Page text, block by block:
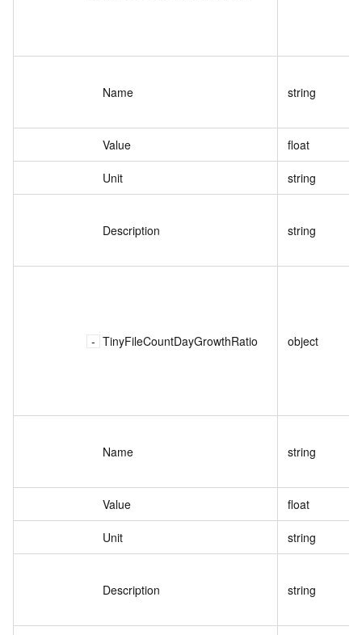
Name string
Value float
Unit string
Description string
TinyFileCountDayGrowthRatio object
Name string
Value float
Unit string
Description string